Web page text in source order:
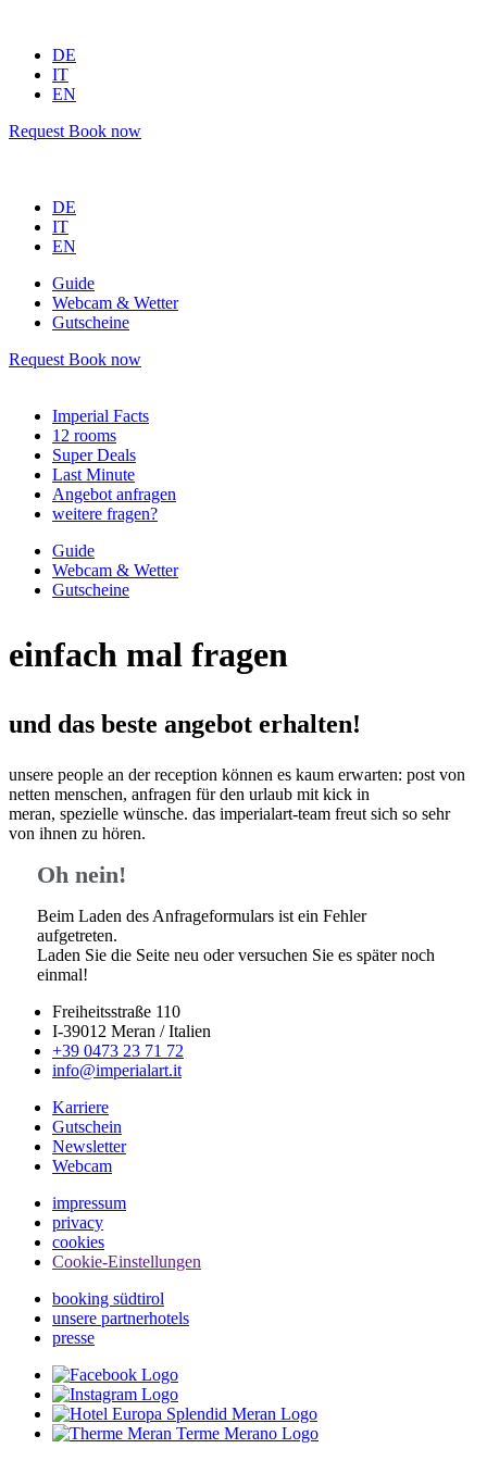
DE
IT
EN
Request Book now
DE
IT
EN
Guide
Webcam & Wetter
Gutscheine
Request Book now
Imperial Facts
12 rooms
Super Deals
Last Minute
Angebot anfragen
weitere fragen?
Guide
Webcam & Wetter
Gutscheine
einfach mal fragen
und das beste angebot erhalten!
unsere people an der reception können es kaum erwarten: post von
netten menschen, anfragen für den urlaub mit kick in
meran, spezielle wünsche. das imperialart-team freut sich so sehr
von ihnen zu hören.
Oh nein!
Beim Laden des Anfrageformulars ist ein Fehler
aufgetreten.
Laden Sie die Seite neu oder versuchen Sie es später noch
einmal!
Freiheitsstraße 110
I-39012 Meran / Italien
+39 0473 23 71 72
info@imperialart.it
Karriere
Gutschein
Newsletter
Webcam
impressum
privacy
cookies
Cookie-Einstellungen
booking südtirol
unsere partnerhotels
presse